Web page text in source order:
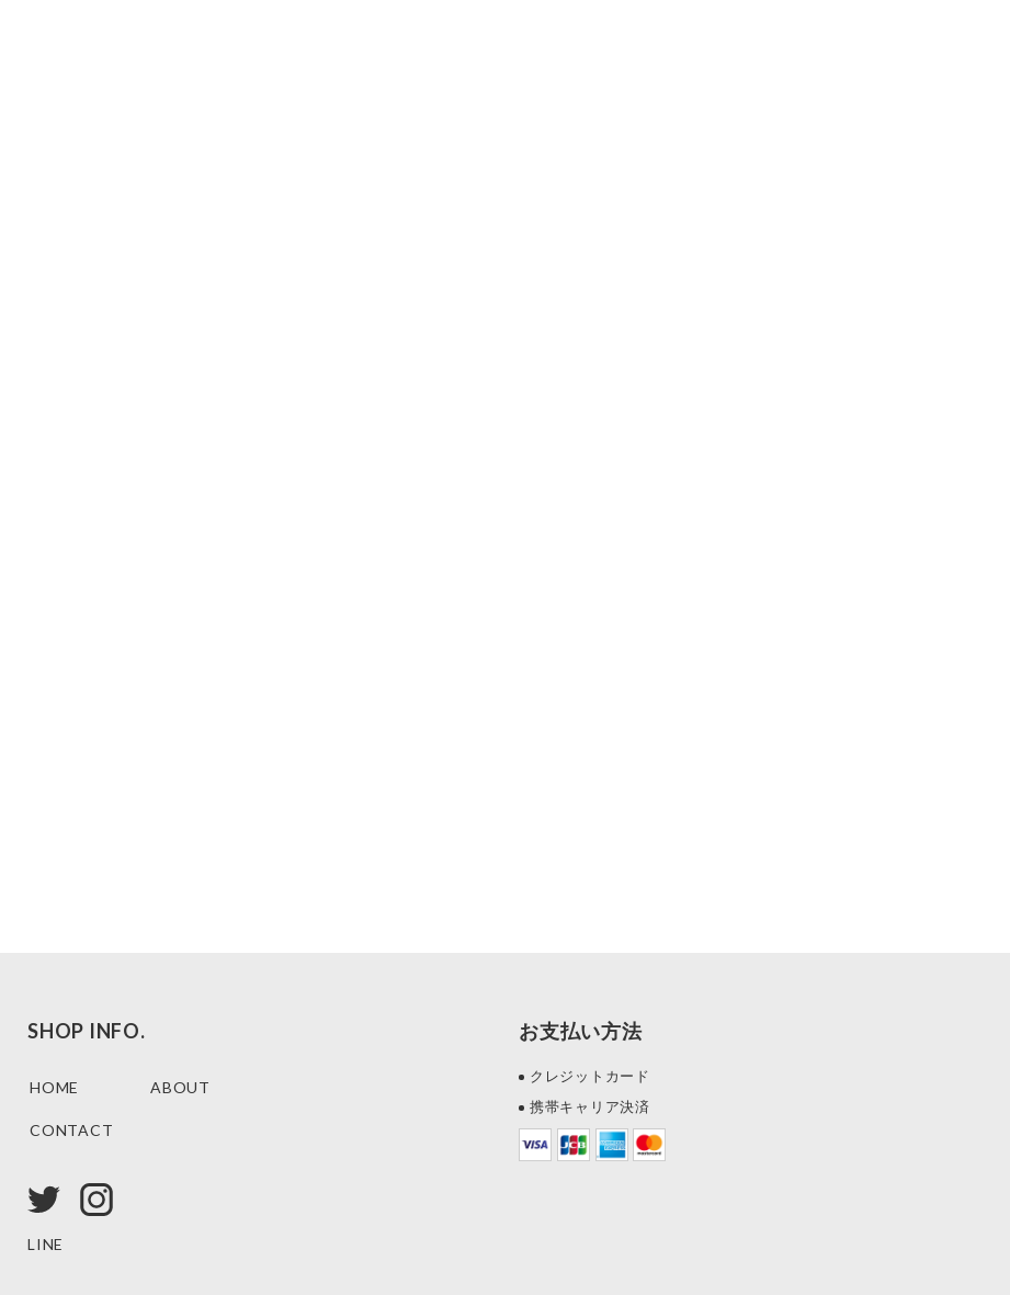
SHOP INFO.
HOME ABOUT
CONTACT
LINE
お支払い方法
クレジットカード
携帯キャリア決済